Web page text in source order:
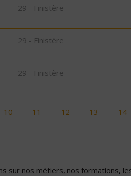
29 - Finistère
29 - Finistère
29 - Finistère
10 11 12 13 14
sur nos métiers, nos formations,